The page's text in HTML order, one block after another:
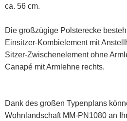
ca. 56 cm.
Die großzügige Polsterecke
Einsitzer-Kombielement mit
Sitzer-Zwischenelement ohne
Canapé mit Armlehne rechts.
Dank des großen Typenplans
Wohnlandschaft MM-PN1080 an